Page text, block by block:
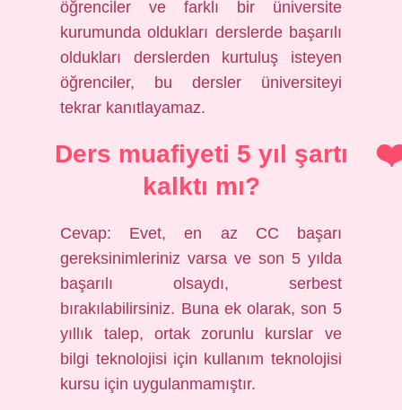
öğrenciler ve farklı bir üniversite
kurumunda oldukları derslerde başarılı
oldukları derslerden kurtuluş isteyen
öğrenciler, bu dersler üniversiteyi
tekrar kanıtlayamaz.
Ders muafiyeti 5 yıl şartı
kalktı mı?
Cevap: Evet, en az CC başarı
gereksinimleriniz varsa ve son 5 yılda
başarılı olsaydı, serbest
bırakılabilirsiniz. Buna ek olarak, son 5
yıllık talep, ortak zorunlu kurslar ve
bilgi teknolojisi için kullanım teknolojisi
kursu için uygulanmamıştır.